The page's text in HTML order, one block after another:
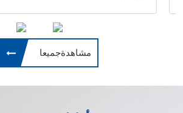
مشاهدةجميعا